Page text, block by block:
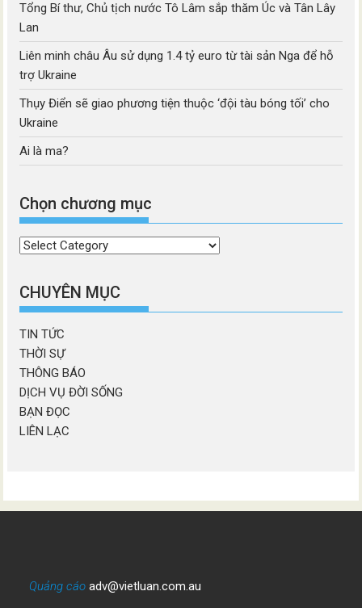
Tổng Bí thư, Chủ tịch nước Tô Lâm sắp thăm Úc và Tân Lây
Lan
Liên minh châu Âu sử dụng 1.4 tỷ euro từ tài sản Nga để hỗ
trợ Ukraine
Thụy Điển sẽ giao phương tiện thuộc ‘đội tàu bóng tối’ cho
Ukraine
Ai là ma?
Chọn chương mục
Chọn
mục
CHUYÊN MỤC
TIN TỨC
THỜI SỰ
THÔNG BÁO
DỊCH VỤ ĐỜI SỐNG
BẠN ĐỌC
LIÊN LẠC
Quảng cáo adv@vietluan.com.au